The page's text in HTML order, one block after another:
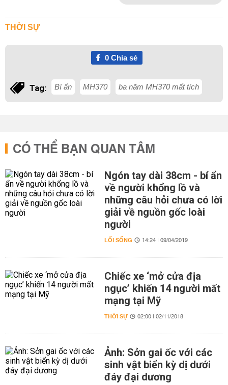
THỜI SỰ
0Chia sẻ
Tag: Bí ẩn MH370 ba năm MH370 mất tích
CÓ THỂ BẠN QUAN TÂM
Ngón tay dài 38cm - bí ẩn
về người khổng lồ và
những câu hỏi chưa có lời
giải về nguồn gốc loài
người
LỐI SỐNG 14:24 | 09/04/2019
Chiếc xe ‘mở cửa địa
ngục’ khiến 14 người mất
mạng tại Mỹ
THỜI SỰ 02:00 | 02/11/2018
Ảnh: Sởn gai ốc với các
sinh vật biển kỳ dị dưới
đáy đại dương